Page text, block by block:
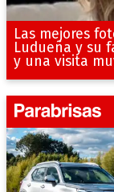
Las mejores
Ludueña y su
y una visita